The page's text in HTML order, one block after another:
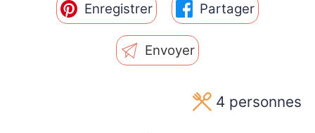
Enregistrer Partager
Envoyer
4 personnes